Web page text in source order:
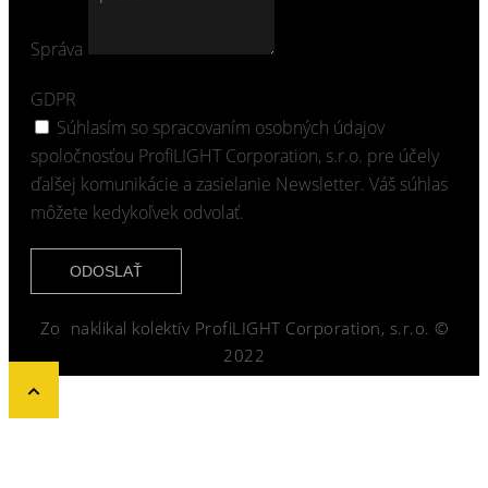
Správa
GDPR
Súhlasím so spracovaním osobných údajov
spoločnosťou ProfiLIGHT Corporation, s.r.o. pre účely
ďalšej komunikácie a zasielanie Newsletter. Váš súhlas
môžete kedykoľvek odvolať.
ODOSLAŤ
Zo naklikal kolektív ProfiLIGHT Corporation, s.r.o. ©
2022